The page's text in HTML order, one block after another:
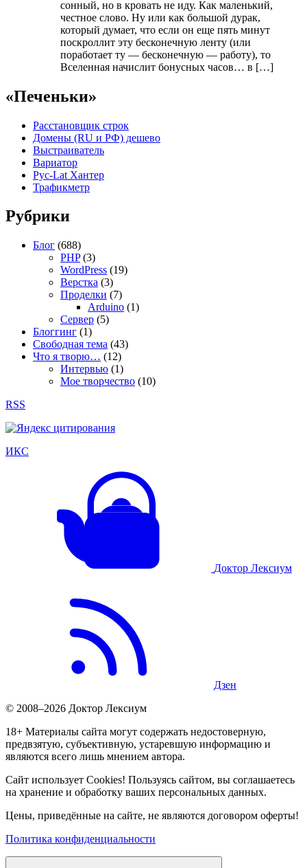
сонный, но в кровать не иду. Как маленький,
честное слово. Ну или как большой дурак,
который думает, что если он еще пять минут
поскроллит эту бесконечную ленту (или
поработает ту — бесконечную — работу), то
Вселенная начислит бонусных часов… в […]
«Печеньки»
Расстановщик строк
Домены (RU и РФ) дешево
Выстраиватель
Вариатор
Рус-Lat Хантер
Трафикметр
Рубрики
Блог (688)
PHP(3)
WordPress (19)
Верстка (3)
Проделки (7)
Arduino (1)
Сервер (5)
Блоггинг (1)
Свободная тема (43)
Что я творю… (12)
Интервью (1)
Мое творчество (10)
RSS
ИКС
Доктор Лексиум
Дзен
© 2008–2026 Доктор Лексиум
18+ Материалы сайта могут содержать недостоверную,
предвзятую, субъективную, устаревшую информацию и
являются всего лишь мнением автора.
Сайт использует Cookies! Пользуясь сайтом, вы соглашаетесь
на хранение и обработку ваших персональных данных.
Цены, приведённые на сайте, не являются договором оферты!
Политика конфиденциальности